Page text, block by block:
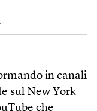
in canali
sul New York
che